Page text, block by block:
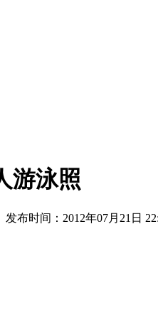
游泳照
发布时间：2012年07月21日